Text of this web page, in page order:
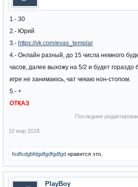
1.- 30
2.- Юрий
3.- https://vk.com/evas_templar
4.- Онлайн разный, до 15 числа немного
часов, далее выхожу на 5/2 и будет
игре не занимаюсь, чат чекаю нон-стопом.
5.- +
ОТКАЗ
Последнее
10 мар 2018
fsdfsdgbfdgdfgdfgdfgd нравится это.
PlayBoy